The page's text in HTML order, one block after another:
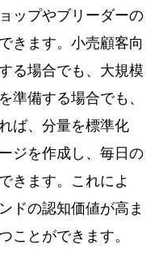
ップやブリーダーの
きます。小売顧客向
る場合でも、大規模
準備する場合でも、
ば、分量を標準化
ジを作成し、毎日の
きます。これによ
ドの認知価値が高ま
ことができます。